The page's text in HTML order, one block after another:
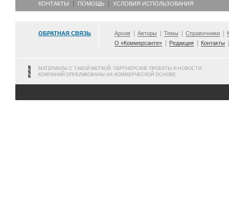
КОНТАКТЫ ПОМОЩЬ УСЛОВИЯ ИСПОЛЬЗОВАНИЯ
ОБРАТНАЯ СВЯЗЬ Архив Авторы Темы Справочники
О «Коммерсанте»
Редакция Контакты
МАТЕРИАЛЫ С ТАКОЙ МЕТКОЙ, ПАРТНЕРСКИЕ ПРОЕКТЫ И НОВОСТИ
КОМПАНИЙ ОПУБЛИКОВАНЫ НА КОММЕРЧЕСКОЙ ОСНОВЕ